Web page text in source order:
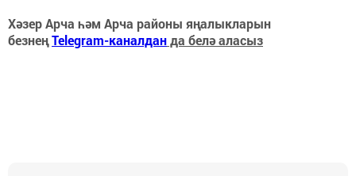
Хәзер Арча һәм Арча районы яңалыкларын
безнеңTelegram-каналданда белә аласыз